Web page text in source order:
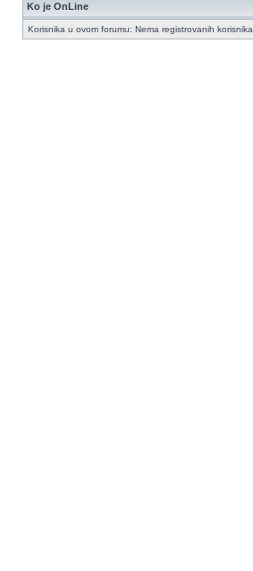
Ko je OnLine
Korisnika u ovom forumu: Nema registrovanih